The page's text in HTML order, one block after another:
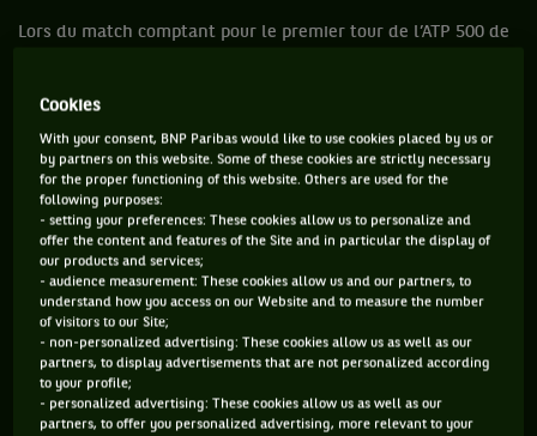
Lors du match comptant pour le premier tour de l’ATP 500 de
remporté par l’Espagnol 6-4 6-4, un fait de jeu a fortement
dernier a vu une première balle lui être confisquée suite à
deux avertissements pour dépassement de temps au service.
En plus, cela s'est produit sur balle de set pour lui. Autant
dire qu’il n’était pas du tout content de cette décision et qu’il
a immédiatement pris à partie l’arbitre de chaise - ce qui
n’est pas dans son habitude - avec ces mots : « Je n’ai jamais
été prévenu. J’essaie toujours de servir le plus vite possible
et en un set, vous m’en donnez deux (NDLR, avertissements)
! Sincèrement, on ne peut pas jouer au tennis comme ça. »
Cookies
With your consent, BNP Paribas would like to use cookies placed by us or
by partners on this website. Some of these cookies are strictly necessary
for the proper functioning of this website. Others are used for the
following purposes:
- setting your preferences: These cookies allow us to personalize and
offer the content and features of the Site and in particular the display of
our products and services;
- audience measurement: These cookies allow us and our partners, to
understand how you access on our Website and to measure the number
of visitors to our Site;
- non-personalized advertising: These cookies allow us as well as our
partners, to display advertisements that are not personalized according
to your profile;
- personalized advertising: These cookies allow us as well as our
partners, to offer you personalized advertising, more relevant to your